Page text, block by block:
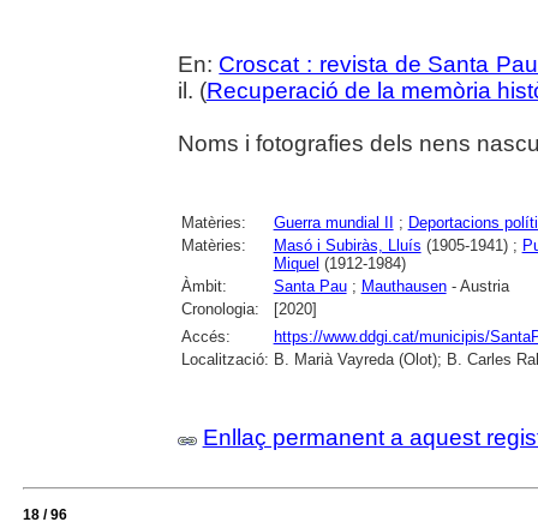
En: Croscat : revista de Santa Pau
il. (Recuperació de la memòria
Noms i fotografies dels nens
Matèries: Guerra mundial II ; Deportacions
Matèries:
Masó i Subiràs, Lluís (1905-1941) ;
Miquel (1912-1984)
Àmbit:
Santa Pau; Mauthausen- Austria
Cronologia:
[2020]
Accés:
https://www.ddgi.cat/municipis/
Localització: B. Marià Vayreda (Olot); B. Carles
Enllaç permanent a aquest
18 / 96